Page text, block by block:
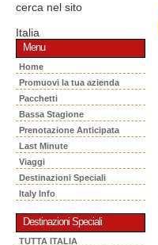
cerca nel sito
Italia
Menu
Home
Promuovi la tua azienda
Pacchetti
Bassa Stagione
Prenotazione Anticipata
Last Minute
Viaggi
Destinazioni Speciali
Italy Info
Destinazioni Speciali
TUTTA ITALIA